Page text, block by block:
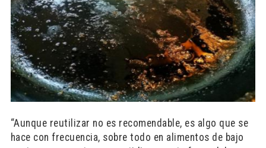
“Aunque reutilizar no es recomendable, es algo que se
hace con frecuencia, sobre todo en alimentos de bajo